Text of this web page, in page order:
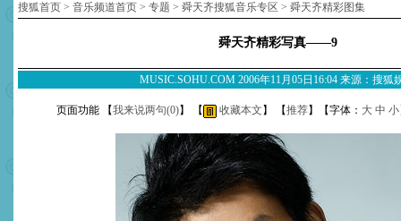
搜狐首页 > 音乐频道首页 > 专题 > 舜天齐搜狐音乐专区 > 舜天齐精彩图集
舜天齐精彩写真——9
MUSIC.SOHU.COM 2006年11月05日16:04 来源：搜狐
页面功能 【我来说两句(0)】 【 收藏本文 】 【推荐】【字体： 大 中 小